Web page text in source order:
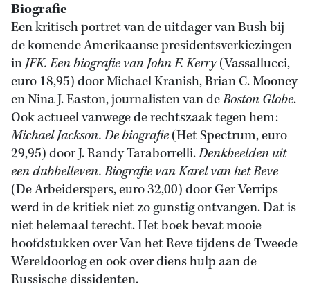
Biografie
Een kritisch portret van de uitdager van Bush bij
de komende Amerikaanse presidentsverkiezingen
inJFK. Een biografie van John F. Kerry(Vassallucci,
euro 18,95) door Michael Kranish, Brian C. Mooney
en Nina J. Easton, journalisten van deBoston Globe.
Ook actueel vanwege de rechtszaak tegen hem:
Michael Jackson. De biografie(Het Spectrum, euro
29,95) door J. Randy Taraborrelli.Denkbeelden uit
een dubbelleven. Biografie van Karel van het Reve
(De Arbeiderspers, euro 32,00) door Ger Verrips
werd in de kritiek niet zo gunstig ontvangen. Dat is
niet helemaal terecht. Het boek bevat mooie
hoofdstukken over Van het Reve tijdens de Tweede
Wereldoorlog en ook over diens hulp aan de
Russische dissidenten.